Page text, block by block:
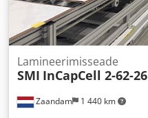
Zaandam 1 440 km
Lamineerimisseade
SMI InCapCell 2-62-26